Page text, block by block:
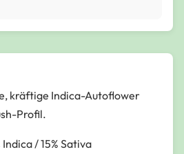
kräftige Indica-Autoflower
Profil.
Indica / 15% Sativa